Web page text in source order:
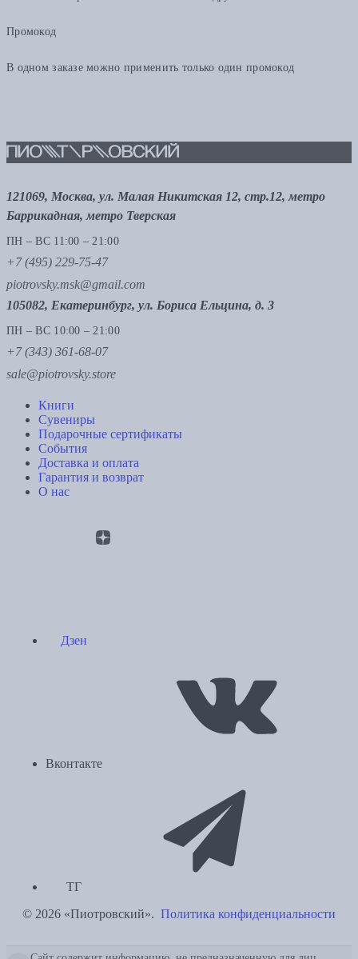
Промокод
В одном заказе можно применить только один промокод
121069, Москва, ул. Малая Никитская 12, стр.12, метро
Баррикадная, метро Тверская
ПН – ВС 11:00 – 21:00
+7 (495) 229-75-47
piotrovsky.msk@gmail.com
105082, Екатеринбург, ул. Бориса Ельцина, д. 3
ПН – ВС 10:00 – 21:00
+7 (343) 361-68-07
sale@piotrovsky.store
Книги
Сувениры
Подарочные сертификаты
События
Доставка и оплата
Гарантия и возврат
О нас
Дзен
Вконтакте
ТГ
© 2026 «Пиотровский». Политика конфиденциальности